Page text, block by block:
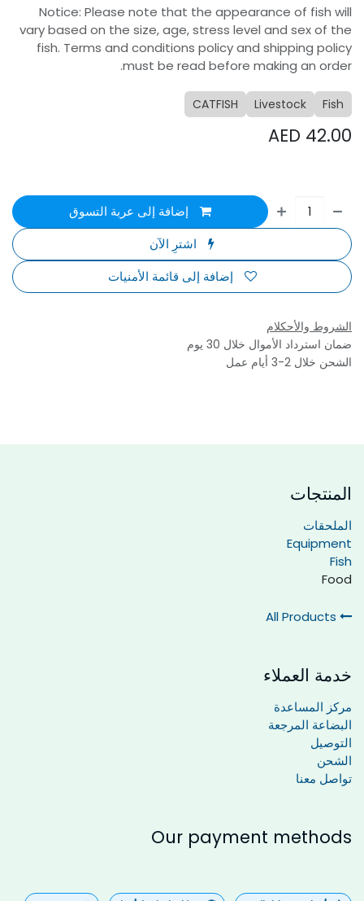
Notice: Please note that the appearance of fish will
vary based on the size, age, stress level and sex of the
fish. Terms and conditions policy and shipping policy
must be read before making an order.
Fish
Livestock
CATFISH
42.00
إضافة إلى عربة التسوق
اشترِ الآن
إضافة إلى قائمة الأمنيات
الشروط والأحكلام
ضمان استرداد الأموال خلال 30 يوم
الشحن خلال 2-3 أيام عمل
المنتجات
الملحقات
Equipment
Fish
Food
خدمة العملاء
مركز المساعدة
البضاعة المرجعة
التوصيل
الشحن
تواصل معنا
Our payment methods